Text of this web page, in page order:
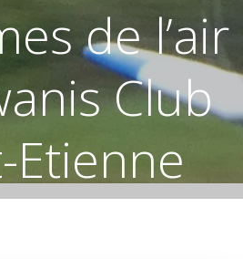
de l’air
Club
Etienne